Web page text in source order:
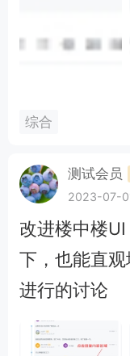
综合
测试会员
2023-07-
改进楼中楼
下，也能直
进行的讨论